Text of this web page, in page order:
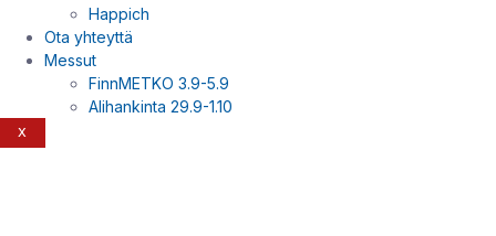
Happich
Ota yhteyttä
Messut
FinnMETKO 3.9-5.9
Alihankinta 29.9-1.10
X